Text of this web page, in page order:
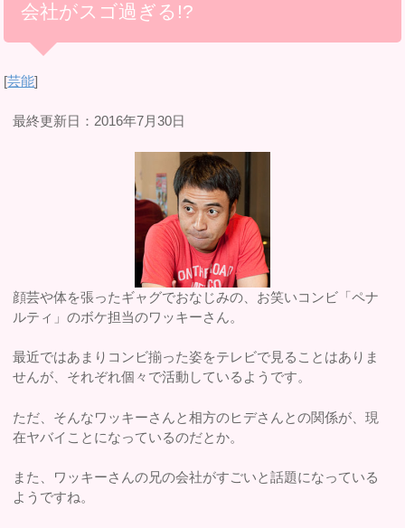
会社がスゴ過ぎる!?
[芸能]
最終更新日：2016年7月30日
顔芸や体を張ったギャグでおなじみの、お笑いコンビ「ペナ
ルティ」のボケ担当のワッキーさん。
最近ではあまりコンビ揃った姿をテレビで見ることはありま
せんが、それぞれ個々で活動しているようです。
ただ、そんなワッキーさんと相方のヒデさんとの関係が、現
在ヤバイことになっているのだとか。
また、ワッキーさんの兄の会社がすごいと話題になっている
ようですね。